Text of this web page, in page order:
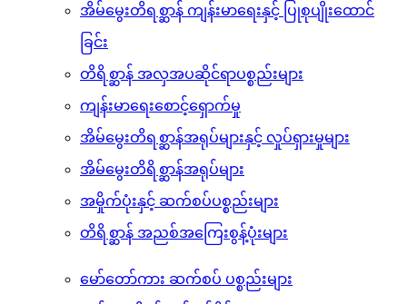
ခြံစည်းရိုးများ
အလှ​မွေးငါးကန်ပစ္စည်းများ
အိမ်မွေးတိရစ္ဆာန် ကျန်းမာရေးနှင့် ပြုစုပျိုးထောင်
ခြင်း
တိရိစ္ဆာန် အလှအပဆိုင်ရာပစ္စည်းများ
ကျန်းမာရေးစောင့်ရှောက်မှု
အိမ်မွေးတိရစ္ဆာန်အရုပ်များနှင့် လှုပ်ရှားမှုများ
အိမ်မွေးတိရိစ္ဆာန်အရုပ်များ
တိရိစ္ဆာန် အညစ်အကြေးစွန့်ပုံးများ